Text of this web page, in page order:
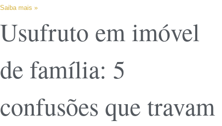
Saiba mais »
Usufruto em imóvel
de família: 5
confusões que travam